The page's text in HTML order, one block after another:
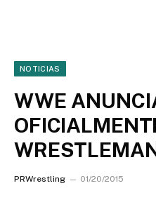
NOTICIAS
WWE
PRWrestling 01/20/2015